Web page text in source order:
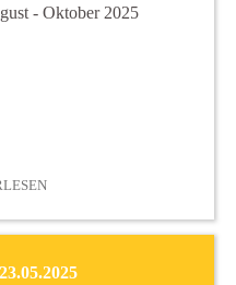
- Oktober 2025
FLORA
2025